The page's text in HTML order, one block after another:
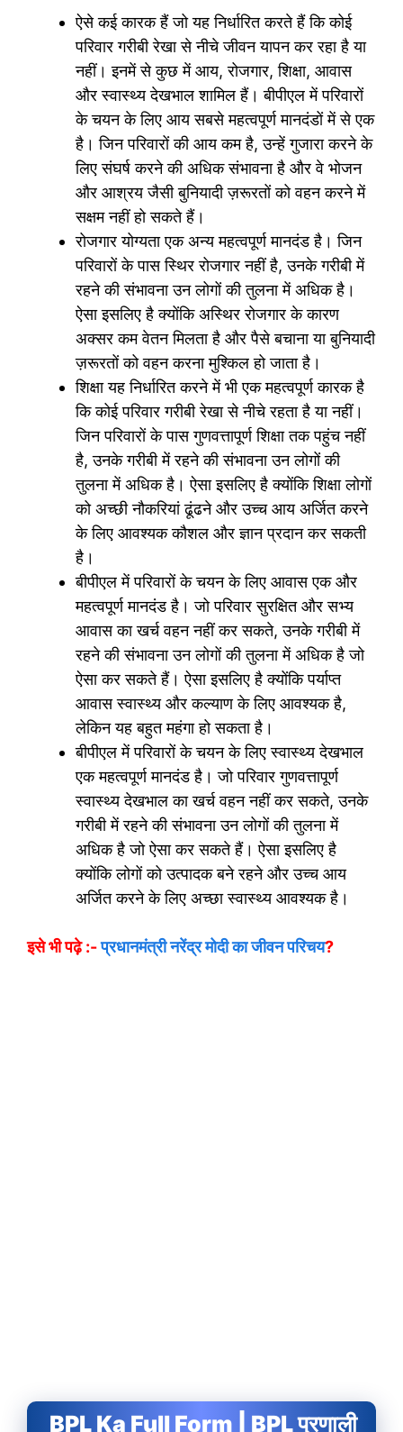
ऐसे कई कारक हैं जो यह निर्धारित करते हैं कि कोई
परिवार गरीबी रेखा से नीचे जीवन यापन कर रहा है या
नहीं। इनमें से कुछ में आय, रोजगार, शिक्षा, आवास
और स्वास्थ्य देखभाल शामिल हैं। बीपीएल में परिवारों
के चयन के लिए आय सबसे महत्वपूर्ण मानदंडों में से एक
है। जिन परिवारों की आय कम है, उन्हें गुजारा करने के
लिए संघर्ष करने की अधिक संभावना है और वे भोजन
और आश्रय जैसी बुनियादी ज़रूरतों को वहन करने में
सक्षम नहीं हो सकते हैं।
रोजगार योग्यता एक अन्य महत्वपूर्ण मानदंड है। जिन
परिवारों के पास स्थिर रोजगार नहीं है, उनके गरीबी में
रहने की संभावना उन लोगों की तुलना में अधिक है।
ऐसा इसलिए है क्योंकि अस्थिर रोजगार के कारण
अक्सर कम वेतन मिलता है और पैसे बचाना या बुनियादी
ज़रूरतों को वहन करना मुश्किल हो जाता है।
शिक्षा यह निर्धारित करने में भी एक महत्वपूर्ण कारक है
कि कोई परिवार गरीबी रेखा से नीचे रहता है या नहीं।
जिन परिवारों के पास गुणवत्तापूर्ण शिक्षा तक पहुंच नहीं
है, उनके गरीबी में रहने की संभावना उन लोगों की
तुलना में अधिक है। ऐसा इसलिए है क्योंकि शिक्षा लोगों
को अच्छी नौकरियां ढूंढने और उच्च आय अर्जित करने
के लिए आवश्यक कौशल और ज्ञान प्रदान कर सकती
है।
बीपीएल में परिवारों के चयन के लिए आवास एक और
महत्वपूर्ण मानदंड है। जो परिवार सुरक्षित और सभ्य
आवास का खर्च वहन नहीं कर सकते, उनके गरीबी में
रहने की संभावना उन लोगों की तुलना में अधिक है जो
ऐसा कर सकते हैं। ऐसा इसलिए है क्योंकि पर्याप्त
आवास स्वास्थ्य और कल्याण के लिए आवश्यक है,
लेकिन यह बहुत महंगा हो सकता है।
बीपीएल में परिवारों के चयन के लिए स्वास्थ्य देखभाल
एक महत्वपूर्ण मानदंड है। जो परिवार गुणवत्तापूर्ण
स्वास्थ्य देखभाल का खर्च वहन नहीं कर सकते, उनके
गरीबी में रहने की संभावना उन लोगों की तुलना में
अधिक है जो ऐसा कर सकते हैं। ऐसा इसलिए है
क्योंकि लोगों को उत्पादक बने रहने और उच्च आय
अर्जित करने के लिए अच्छा स्वास्थ्य आवश्यक है।
इसे भी पढ़े :-प्रधानमंत्री नरेंद्र मोदी का जीवन परिचय?
BPL Ka Full Form | BPL प्रणाली